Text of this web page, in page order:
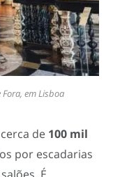
em Lisboa
de 100 mil
por escadarias